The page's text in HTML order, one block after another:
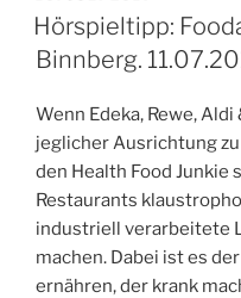
17.
&
20.07.2017,
BR
2
&
WDR
3“
AM
Hörspieltipp:
Binnberg.
Wenn Edeka, Rewe,
jeglicher Ausrichtung
den Health Food
Restaurants
industriell verarbeitete
machen. Dabei ist es
ernähren, der krank